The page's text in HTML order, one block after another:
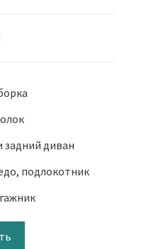
задний диван
подлокотник